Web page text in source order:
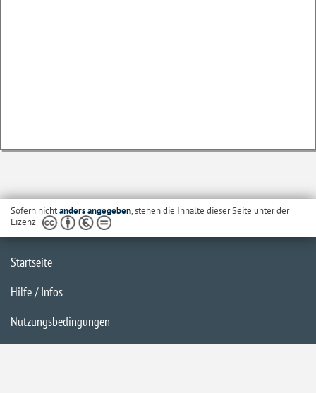
Sofern nichtanders angegeben, stehen die Inhalte dieser Seite unter der
Lizenz
Startseite
Hilfe / Infos
Nutzungsbedingungen